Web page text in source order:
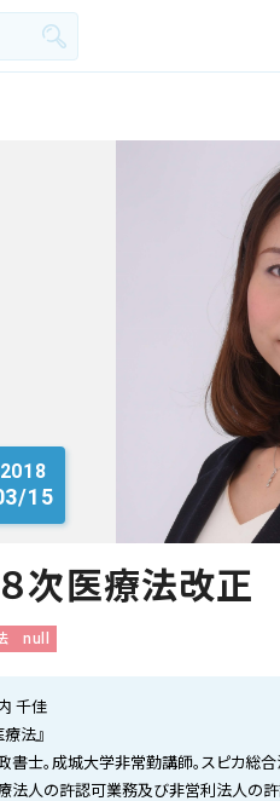
2018
15
次医療法改正
null
千佳
療法』
書士。成城大学非常勤講師。スピカ総合
法人の許認可業務及び非営利法人の許